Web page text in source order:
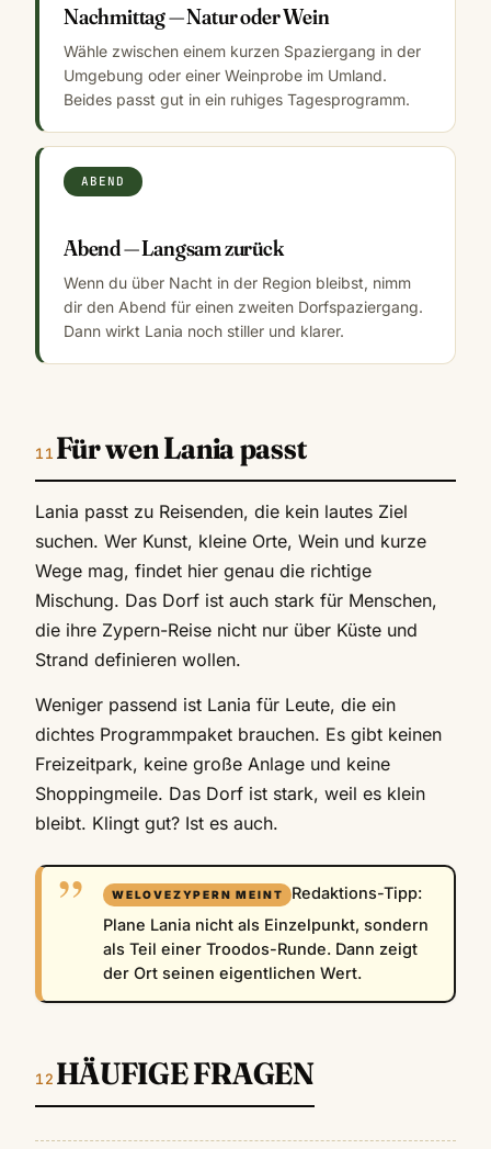
Nachmittag — Natur oder Wein
Wähle zwischen einem kurzen Spaziergang in der
Umgebung oder einer Weinprobe im Umland.
Beides passt gut in ein ruhiges Tagesprogramm.
ABEND
Abend — Langsam zurück
Wenn du über Nacht in der Region bleibst, nimm
dir den Abend für einen zweiten Dorfspaziergang.
Dann wirkt Lania noch stiller und klarer.
Für wen Lania passt
Lania passt zu Reisenden, die kein lautes Ziel
suchen. Wer Kunst, kleine Orte, Wein und kurze
Wege mag, findet hier genau die richtige
Mischung. Das Dorf ist auch stark für Menschen,
die ihre Zypern-Reise nicht nur über Küste und
Strand definieren wollen.
Weniger passend ist Lania für Leute, die ein
dichtes Programmpaket brauchen. Es gibt keinen
Freizeitpark, keine große Anlage und keine
Shoppingmeile. Das Dorf ist stark, weil es klein
bleibt. Klingt gut? Ist es auch.
Redaktions-Tipp:
Plane Lania nicht als Einzelpunkt, sondern
als Teil einer Troodos-Runde. Dann zeigt
der Ort seinen eigentlichen Wert.
HÄUFIGE FRAGEN